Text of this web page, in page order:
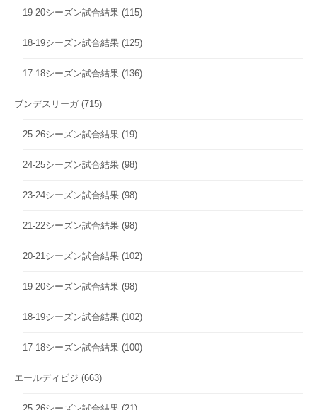
19-20シーズン試合結果 (115)
18-19シーズン試合結果 (125)
17-18シーズン試合結果 (136)
ブンデスリーガ (715)
25-26シーズン試合結果 (19)
24-25シーズン試合結果 (98)
23-24シーズン試合結果 (98)
21-22シーズン試合結果 (98)
20-21シーズン試合結果 (102)
19-20シーズン試合結果 (98)
18-19シーズン試合結果 (102)
17-18シーズン試合結果 (100)
エールディビジ (663)